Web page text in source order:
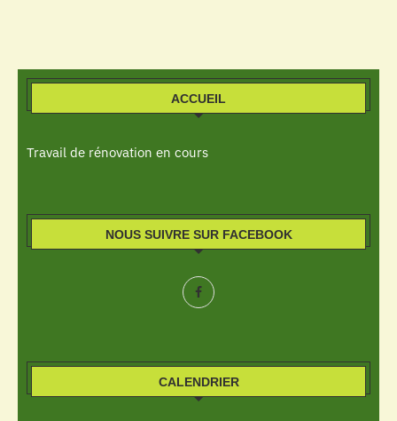
ACCUEIL
Travail de rénovation en cours
NOUS SUIVRE SUR FACEBOOK
CALENDRIER